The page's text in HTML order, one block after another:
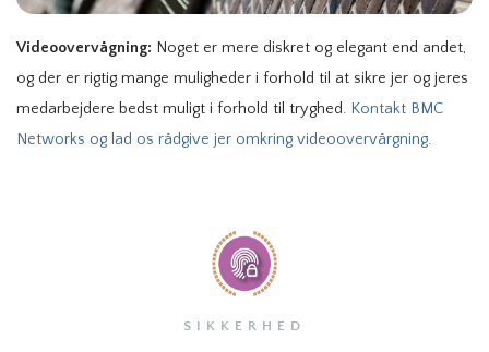
Videoovervågning: Noget er mere diskret og elegant end andet,
og der er rigtig mange muligheder i forhold til at sikre jer og jeres
medarbejdere bedst muligt i forhold til tryghed. Kontakt BMC
Networks og lad os rådgive jer omkring videoovervårgning.
SIKKERHED